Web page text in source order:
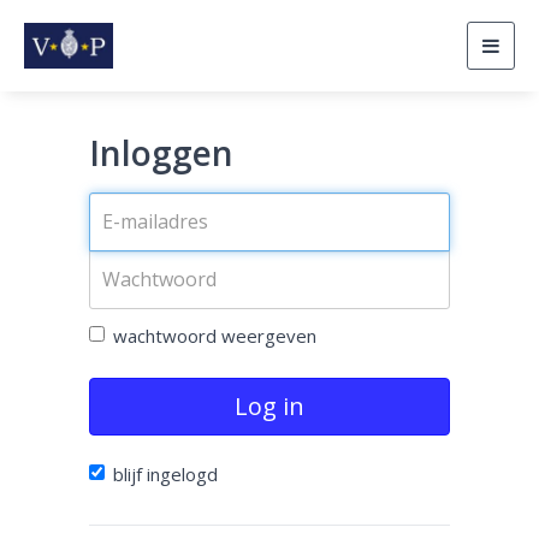
Inloggen
wachtwoord weergeven
Log in
blijf ingelogd